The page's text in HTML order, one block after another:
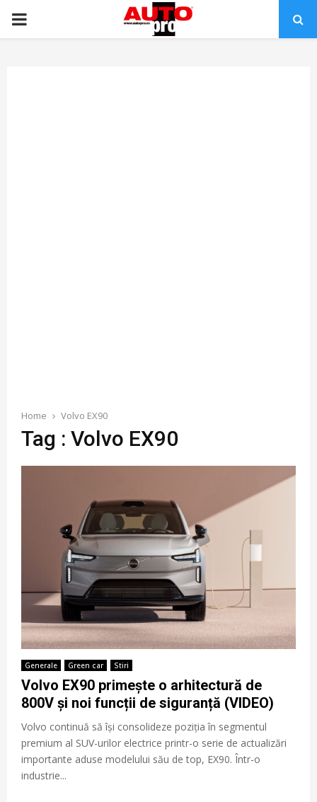
PRIMARY
Home Volvo EX90
Tag : Volvo EX90
Generale Green car Stiri
Volvo EX90 primește o arhitectură de
800V și noi funcții de siguranță (VIDEO)
Volvo continuă să își consolideze poziția în segmentul
premium al SUV-urilor electrice printr-o serie de actualizări
importante aduse modelului său de top, EX90. Într-o
industrie...